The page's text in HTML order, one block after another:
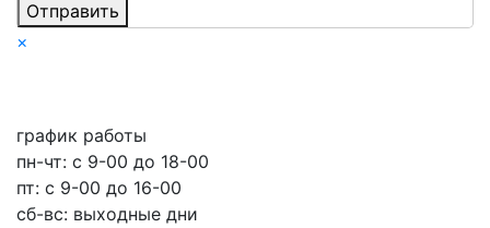
Отправить
×
график работы
пн-чт: c 9-00 до 18-00
пт: с 9-00 до 16-00
сб-вс: выходные дни